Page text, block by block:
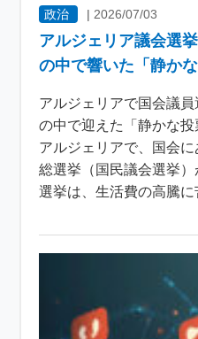
政治 |2026/07/03
アルジェリア議会選
の中で響いた「静かな
アルジェリアで国会議
の中で迎えた「静かな投
アルジェリアで、国会
総選挙（国民議会選挙
選挙は、生活費の高騰